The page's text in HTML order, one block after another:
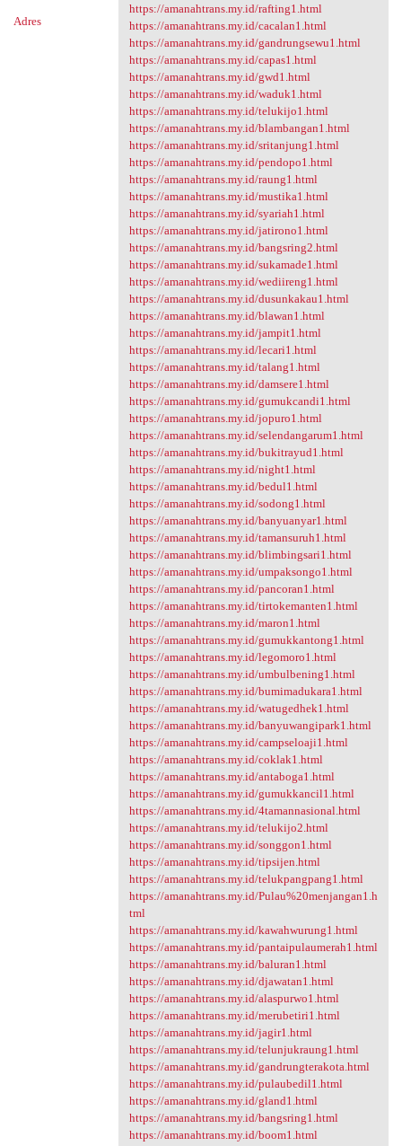
Adres
https://amanahtrans.my.id/rafting1.html
https://amanahtrans.my.id/cacalan1.html
https://amanahtrans.my.id/gandrungsewu1.html
https://amanahtrans.my.id/capas1.html
https://amanahtrans.my.id/gwd1.html
https://amanahtrans.my.id/waduk1.html
https://amanahtrans.my.id/telukijo1.html
https://amanahtrans.my.id/blambangan1.html
https://amanahtrans.my.id/sritanjung1.html
https://amanahtrans.my.id/pendopo1.html
https://amanahtrans.my.id/raung1.html
https://amanahtrans.my.id/mustika1.html
https://amanahtrans.my.id/syariah1.html
https://amanahtrans.my.id/jatirono1.html
https://amanahtrans.my.id/bangsring2.html
https://amanahtrans.my.id/sukamade1.html
https://amanahtrans.my.id/wediireng1.html
https://amanahtrans.my.id/dusunkakau1.html
https://amanahtrans.my.id/blawan1.html
https://amanahtrans.my.id/jampit1.html
https://amanahtrans.my.id/lecari1.html
https://amanahtrans.my.id/talang1.html
https://amanahtrans.my.id/damsere1.html
https://amanahtrans.my.id/gumukcandi1.html
https://amanahtrans.my.id/jopuro1.html
https://amanahtrans.my.id/selendangarum1.html
https://amanahtrans.my.id/bukitrayud1.html
https://amanahtrans.my.id/night1.html
https://amanahtrans.my.id/bedul1.html
https://amanahtrans.my.id/sodong1.html
https://amanahtrans.my.id/banyuanyar1.html
https://amanahtrans.my.id/tamansuruh1.html
https://amanahtrans.my.id/blimbingsari1.html
https://amanahtrans.my.id/umpaksongo1.html
https://amanahtrans.my.id/pancoran1.html
https://amanahtrans.my.id/tirtokemanten1.html
https://amanahtrans.my.id/maron1.html
https://amanahtrans.my.id/gumukkantong1.html
https://amanahtrans.my.id/legomoro1.html
https://amanahtrans.my.id/umbulbening1.html
https://amanahtrans.my.id/bumimadukara1.html
https://amanahtrans.my.id/watugedhek1.html
https://amanahtrans.my.id/banyuwangipark1.html
https://amanahtrans.my.id/campseloaji1.html
https://amanahtrans.my.id/coklak1.html
https://amanahtrans.my.id/antaboga1.html
https://amanahtrans.my.id/gumukkancil1.html
https://amanahtrans.my.id/4tamannasional.html
https://amanahtrans.my.id/telukijo2.html
https://amanahtrans.my.id/songgon1.html
https://amanahtrans.my.id/tipsijen.html
https://amanahtrans.my.id/telukpangpang1.html
https://amanahtrans.my.id/Pulau%20menjangan1.h
tml
https://amanahtrans.my.id/kawahwurung1.html
https://amanahtrans.my.id/pantaipulaumerah1.html
https://amanahtrans.my.id/baluran1.html
https://amanahtrans.my.id/djawatan1.html
https://amanahtrans.my.id/alaspurwo1.html
https://amanahtrans.my.id/merubetiri1.html
https://amanahtrans.my.id/jagir1.html
https://amanahtrans.my.id/telunjukraung1.html
https://amanahtrans.my.id/gandrungterakota.html
https://amanahtrans.my.id/pulaubedil1.html
https://amanahtrans.my.id/gland1.html
https://amanahtrans.my.id/bangsring1.html
https://amanahtrans.my.id/boom1.html